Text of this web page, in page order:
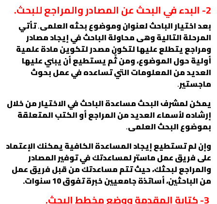
2- البدء في البحث عن المصادر والمراجع للبحث.
بعد اختيار الباحث لعنوان وموضوع بحثه العلمى.تأتي
المرحلة التالية وهى محاولة الباحث في إيجاد مصادر
ومراجع يتطلع عليها لتكون مصدر لتكوين مادة علمية
أولية حول الموضوع، ومن ثّم يستطيع أن يبني عليها
العديد من المعلومات التي تساعده في عمل بحوث
ماجستير.
يمكن لمشرف البحث مساعدة الباحث في الاختيار من خلال
إرشاده لأسماء العديد من المراجع أو الكتب المتعلقة
بموضوع البحث العلمى.
وإن لم تستطيع إيجاد المساعدة الكافية يمكنك الإعتماد
على فريق عمل ماستر لمساعدتك في توفير المصادر
والمراجع لبحثك، حيث تتم مساعدتك من قبل فريق عمل
من الباحثين، أساتذة جامعيين خبرة تفوق 10 سنوات.
3- كتابة المقدمة ووضع مخطط البحث.